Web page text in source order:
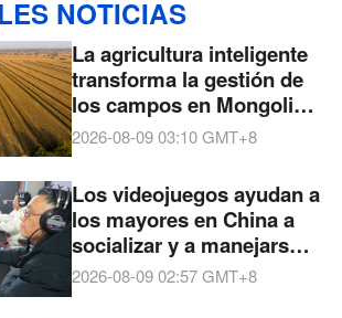
NOTICIAS
La agricultura inteligente
transforma la gestión de
los campos en Mongolia
Interior
2026-08-09 03:10GMT+8
Los videojuegos ayudan a
los mayores en China a
socializar y a manejarse
en el mundo digital
2026-08-09 02:57GMT+8